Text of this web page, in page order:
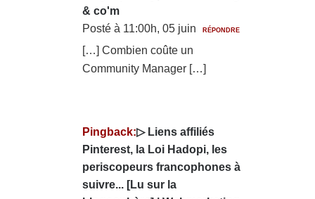
& co'm
Posté à 11:00h, 05 juin
RÉPONDRE
[…] Combien coûte un
Community Manager […]
Pingback:▷ Liens affiliés
Pinterest, la Loi Hadopi, les
periscopeurs francophones à
suivre... [Lu sur la